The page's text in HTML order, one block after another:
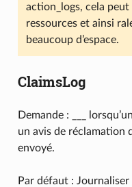
action_logs, cela
ressources et ainsi
beaucoup d’espace.
ClaimsLog
Demande : ___
un avis de réclamation
envoyé.
Par défaut : Journaliser